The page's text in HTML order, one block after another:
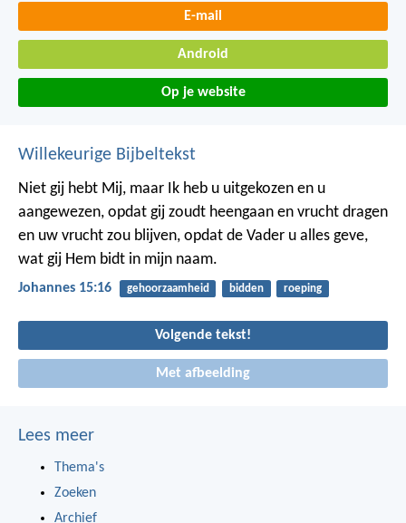
E-mail
Android
Op je website
Willekeurige Bijbeltekst
Niet gij hebt Mij, maar Ik heb u uitgekozen en u
aangewezen, opdat gij zoudt heengaan en vrucht dragen
en uw vrucht zou blijven, opdat de Vader u alles geve,
wat gij Hem bidt in mijn naam.
Johannes 15:16 gehoorzaamheid bidden roeping
Volgende tekst!
Met afbeelding
Lees meer
Thema's
Zoeken
Archief